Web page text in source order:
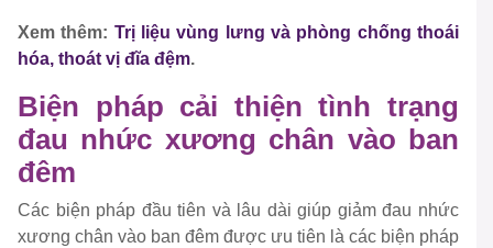
Xem thêm: Trị liệu vùng lưng và phòng chống thoái
hóa, thoát vị đĩa đệm.
Biện pháp cải thiện tình trạng
đau nhức xương chân vào ban
đêm
Các biện pháp đầu tiên và lâu dài giúp giảm đau nhức
xương chân vào ban đêm được ưu tiên là các biện pháp